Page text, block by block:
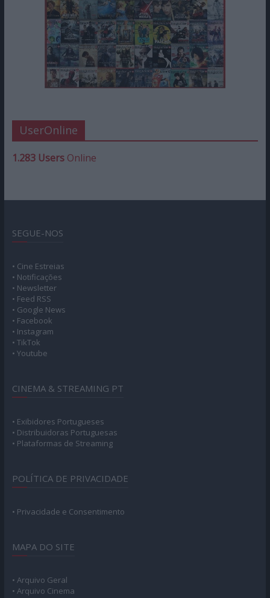
UserOnline
1.283 UsersOnline
SEGUE-NOS
• Cine Estreias
• Notificações
• Newsletter
• Feed RSS
• Google News
• Facebook
• Instagram
• TikTok
• Youtube
CINEMA & STREAMING PT
• Exibidores Portugueses
• Distribuidoras Portuguesas
• Plataformas de Streaming
POLÍTICA DE PRIVACIDADE
• Privacidade e Consentimento
MAPA DO SITE
• Arquivo Geral
• Arquivo Cinema